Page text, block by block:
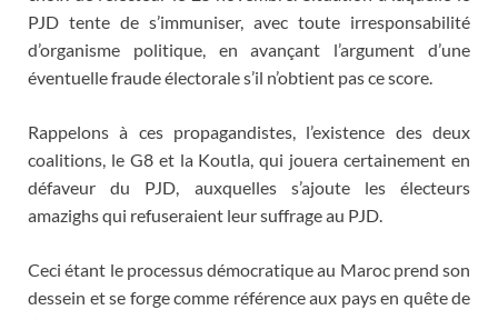
PJD tente de s’immuniser, avec toute irresponsabilité
d’organisme politique, en avançant l’argument d’une
éventuelle fraude électorale s’il n’obtient pas ce score.
Rappelons à ces propagandistes, l’existence des deux
coalitions, le G8 et la Koutla, qui jouera certainement en
défaveur du PJD, auxquelles s’ajoute les électeurs
amazighs qui refuseraient leur suffrage au PJD.
Ceci étant le processus démocratique au Maroc prend son
dessein et se forge comme référence aux pays en quête de